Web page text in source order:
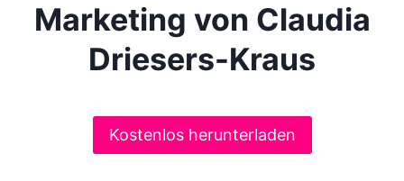
Marketing von Claudia
Driesers-Kraus
Kostenlos herunterladen